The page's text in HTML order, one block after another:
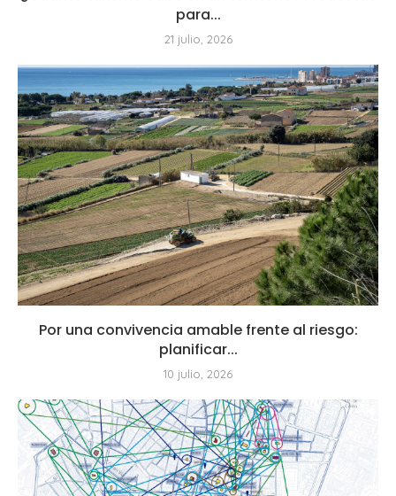
para...
21 julio, 2026
Por una convivencia amable frente al riesgo:
planificar...
10 julio, 2026